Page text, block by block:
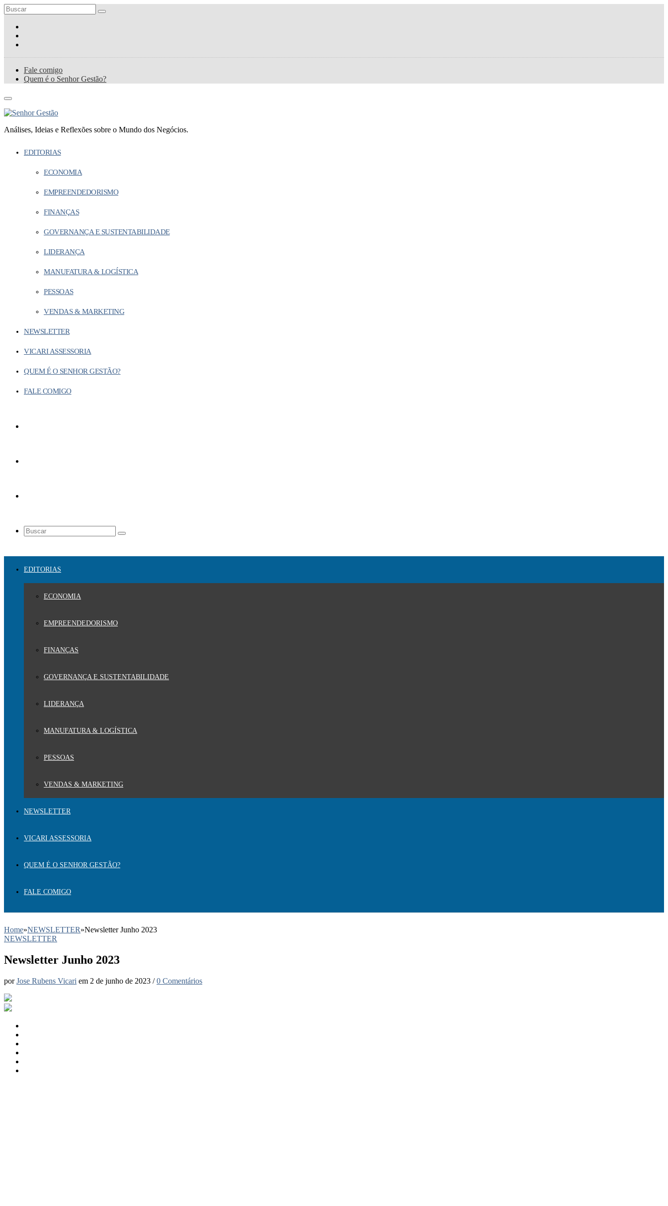
Fale comigo
Quem é o Senhor Gestão?
Análises, Ideias e Reflexões sobre o Mundo dos Negócios.
EDITORIAS
ECONOMIA
EMPREENDEDORISMO
FINANÇAS
GOVERNANÇA E SUSTENTABILIDADE
LIDERANÇA
MANUFATURA & LOGÍSTICA
PESSOAS
VENDAS & MARKETING
NEWSLETTER
VICARI ASSESSORIA
QUEM É O SENHOR GESTÃO?
FALE COMIGO
EDITORIAS
ECONOMIA
EMPREENDEDORISMO
FINANÇAS
GOVERNANÇA E SUSTENTABILIDADE
LIDERANÇA
MANUFATURA & LOGÍSTICA
PESSOAS
VENDAS & MARKETING
NEWSLETTER
VICARI ASSESSORIA
QUEM É O SENHOR GESTÃO?
FALE COMIGO
Home»NEWSLETTER»Newsletter Junho 2023
NEWSLETTER
Newsletter Junho 2023
porJose Rubens Vicari em 2 de junho de 2023 /0 Comentários